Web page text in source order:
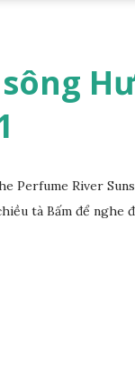
Perfume River
tà Bấm để nghe